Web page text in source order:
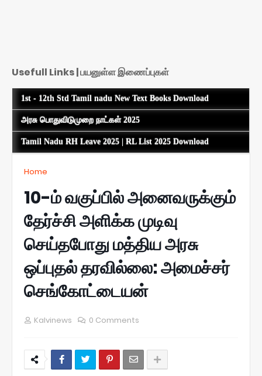
Usefull Links | பயனுள்ள இணைப்புகள்
1st - 12th Std Tamil nadu New Text Books Download
அரசு பொதுவிடுமுறை நாட்கள் 2025
Tamil Nadu RH Leave 2025 | RL List 2025 Download
Home
10-ம் வகுப்பில் அனைவருக்கும்
தேர்ச்சி அளிக்க முடிவு
செய்தபோது மத்திய அரசு
ஒப்புதல் தரவில்லை: அமைச்சர்
செங்கோட்டையன்
Kalvinews 0 Comments